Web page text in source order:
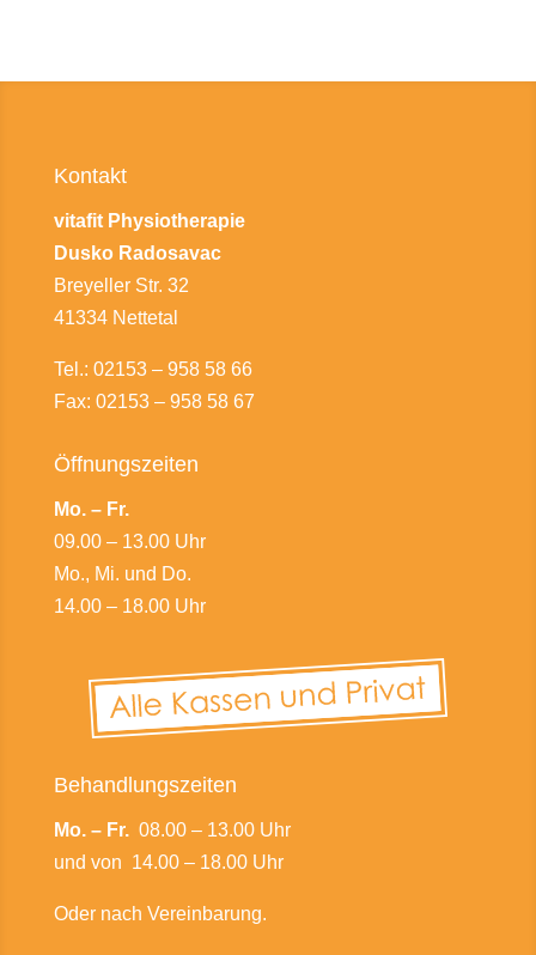
Kontakt
vitafit Physiotherapie
Dusko Radosavac
Breyeller Str. 32
41334 Nettetal
Tel.: 02153 – 958 58 66
Fax: 02153 – 958 58 67
Öffnungszeiten
Mo. – Fr.
09.00 – 13.00 Uhr
Mo., Mi. und Do.
14.00 – 18.00 Uhr
Behandlungszeiten
Mo. – Fr.08.00 – 13.00 Uhr
und von 14.00 – 18.00 Uhr
Oder nach Vereinbarung.